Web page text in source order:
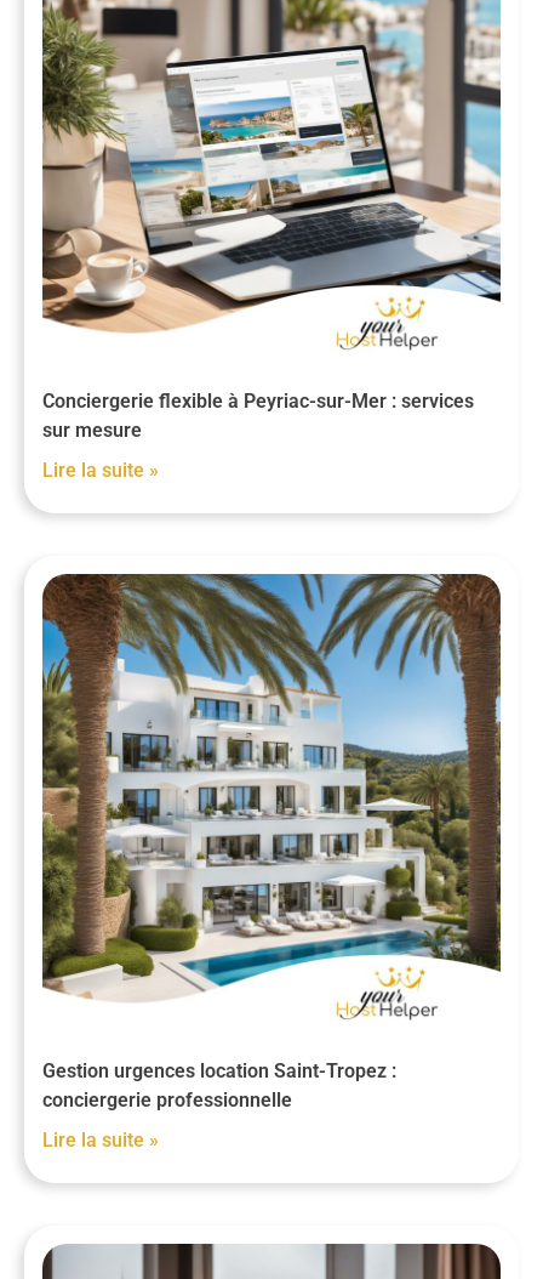
Conciergerie flexible à Peyriac-sur-Mer : services
sur mesure
Lire la suite »
Gestion urgences location Saint-Tropez :
conciergerie professionnelle
Lire la suite »